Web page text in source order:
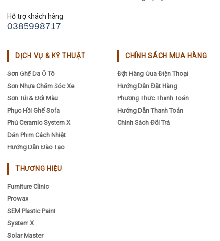
Hỗ trợ khách hàng
0385998717
DỊCH VỤ & KỸ THUẬT
Sơn Ghế Da Ô Tô
Sơn Nhựa Chăm Sóc Xe
Sơn Túi & Đổi Màu
Phục Hồi Ghế Sofa
Phủ Ceramic System X
Dán Phim Cách Nhiệt
Hướng Dẫn Đào Tạo
CHÍNH SÁCH MUA HÀNG
Đặt Hàng Qua Điện Thoại
Hướng Dẫn Đặt Hàng
Phương Thức Thanh Toán
Hướng Dẫn Thanh Toán
Chính Sách Đổi Trả
THƯƠNG HIỆU
Furniture Clinic
Prowax
SEM Plastic Paint
System X
Solar Master